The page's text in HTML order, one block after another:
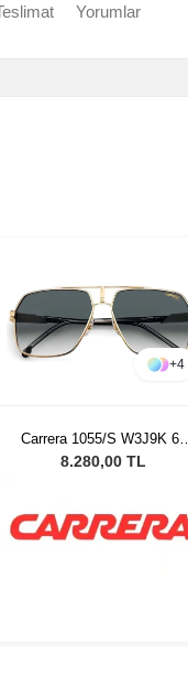
Yorumlar
+4
Carrera 1055/S W3J9K 62
Erkek Güneş Gözlüğü
8.280,00 TL